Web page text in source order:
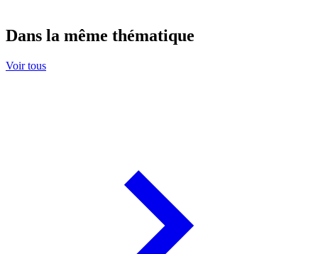
Dans la même thématique
Voir tous